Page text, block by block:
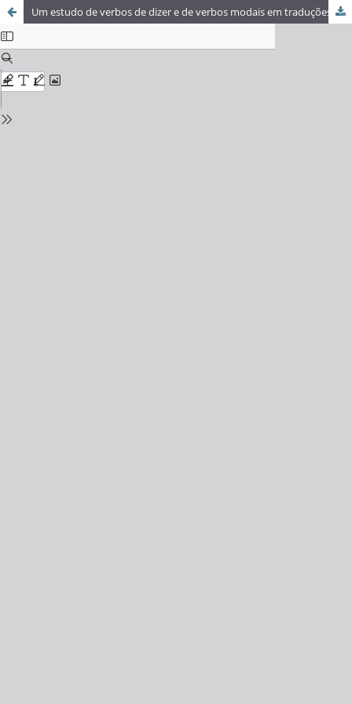
Um estudo de verbos de dizer e de verbos modais em traduções e versões: contributos ao ensino de espanhol para o profissional de Secretariado Executivo